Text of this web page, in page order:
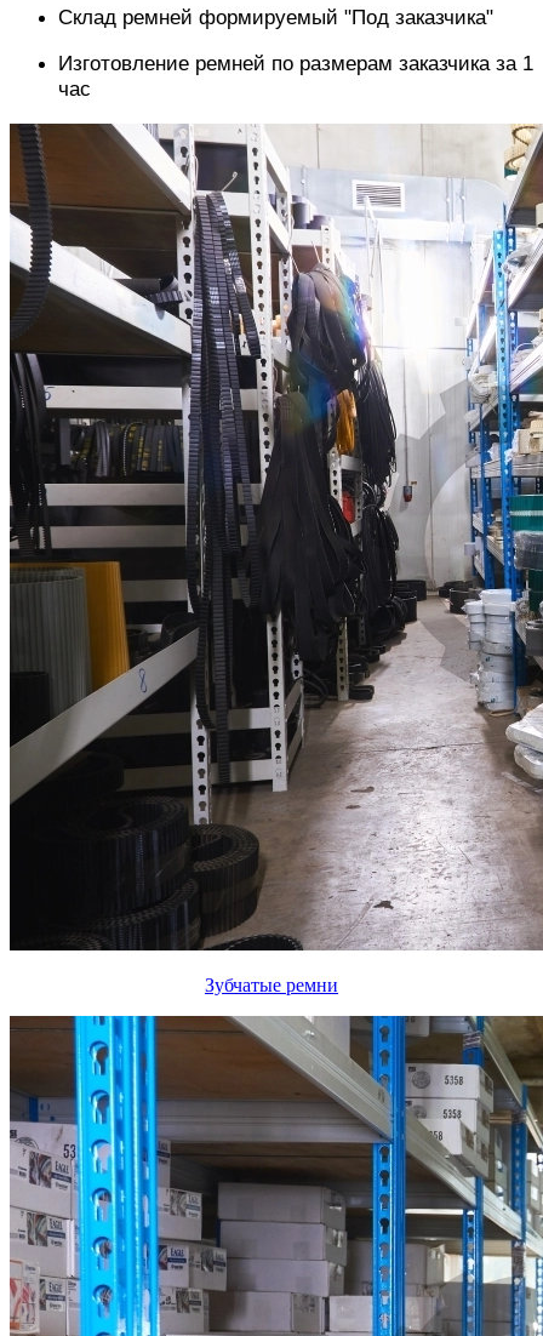
Склад ремней формируемый "Под заказчика"
Изготовление ремней по размерам заказчика за 1
час
Зубчатые ремни